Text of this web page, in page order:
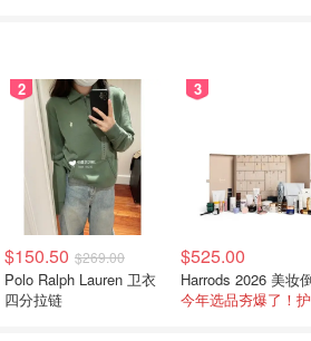
2
$150.50 $269.00
Polo Ralph Lauren 卫衣
四分拉链
3
$525.00